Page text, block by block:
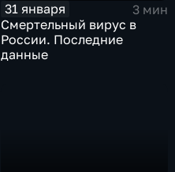
31 января
3 мин
Смертельный вирус в
России. Последние
данные